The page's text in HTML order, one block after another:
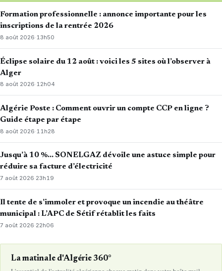
Formation professionnelle : annonce importante pour les
inscriptions de la rentrée 2026
8 août 2026·13h50
Éclipse solaire du 12 août : voici les 5 sites où l’observer à
Alger
8 août 2026·12h04
Algérie Poste : Comment ouvrir un compte CCP en ligne ?
Guide étape par étape
8 août 2026·11h28
Jusqu’à 10 %… SONELGAZ dévoile une astuce simple pour
réduire sa facture d’électricité
7 août 2026·23h19
Il tente de s’immoler et provoque un incendie au théâtre
municipal : L’APC de Sétif rétablit les faits
7 août 2026·22h06
La matinale d'Algérie 360°